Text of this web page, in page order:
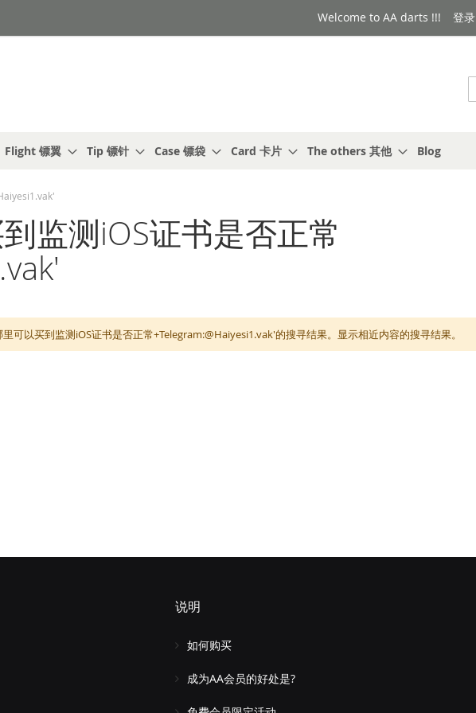
Welcome to AA darts !!! 登录
Flight 镖翼 Tip 镖针 Case 镖袋 Card 卡片 The others 其他 Blog
监测iOS证书是否正常
可以买到监测iOS证书是否正常+Telegram:@Haiyesi1.vak'的搜寻结果。显示相近内容的搜寻结果。
说明
如何购买
成为AA会员的好处是?